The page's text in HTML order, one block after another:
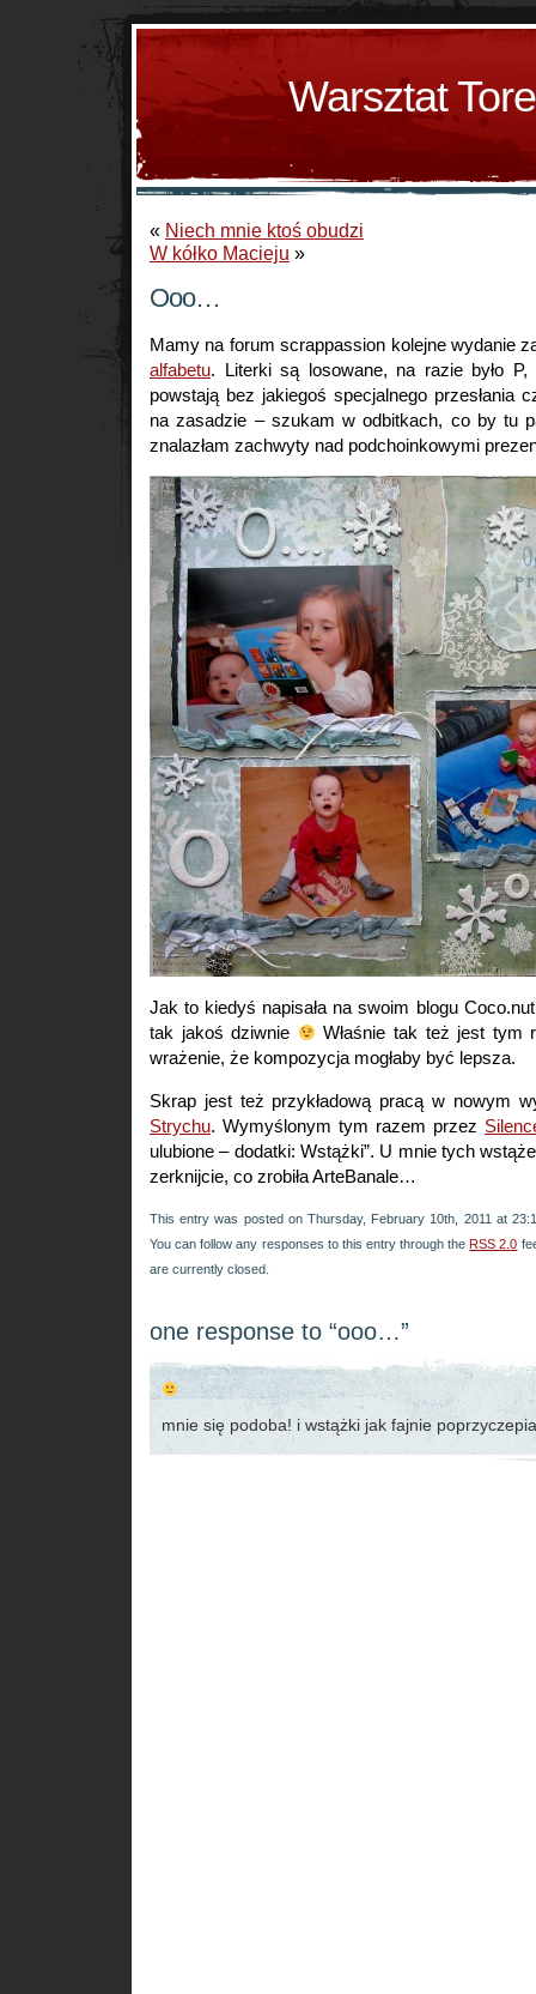
Warsztat
« Niech mnie ktoś obudzi
W kółko Macieju »
Ooo…
Mamy na forum scrappassion kolejne wydanie
alfabetu. Literki są losowane, na razie było
powstają bez jakiegoś specjalnego przesłania
na zasadzie – szukam w odbitkach, co by tu
znalazłam zachwyty nad podchoinkowymi
Jak to kiedyś napisała na swoim blogu
tak jakoś dziwnie
Właśnie tak też jest tym
wrażenie, że kompozycja mogłaby być lepsza.
Skrap jest też przykładową pracą w nowym
Strychu. Wymyślonym tym razem przez
ulubione – dodatki: Wstążki”. U mnie tych
zerknijcie, co zrobiła ArteBanale…
This entry was posted on Thursday, February 10th, 2011 at
You can follow any responses to this entry through the RSS 2.0
are currently closed.
one response to “ooo…”
mnie się podoba! i wstążki jak fajnie